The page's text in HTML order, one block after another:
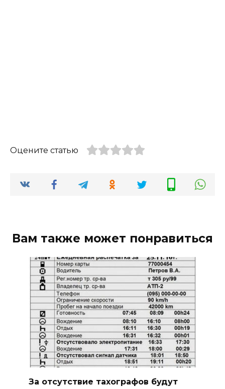
Оцените статью
Вам также может понравиться
За отсутствие тахографов будут